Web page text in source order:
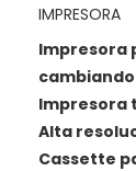
IMPRESORA
Impresora
Impresora
Alta
Cassette